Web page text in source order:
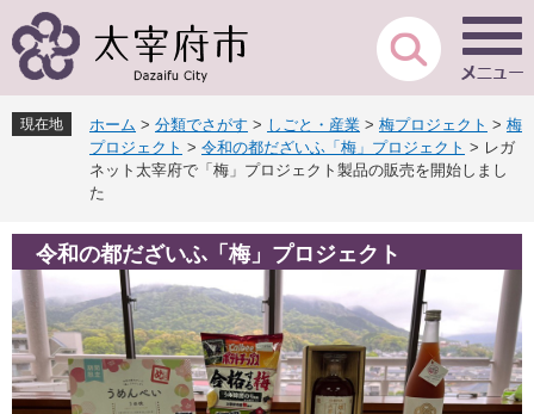
ー
先
頭
ニ
を
飛
本
現在地 ホーム > 分類でさがす > しごと・産業 > 梅プロジェクト > 梅
プロジェクト > 令和の都だざいふ「梅」プロジェクト > レガ
ネット太宰府で「梅」プロジェクト製品の販売を開始しまし
た
令和の都だざいふ「梅」プロジェクト